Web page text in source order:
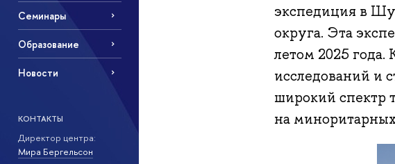
Семинары
Образование
Новости
КОНТАКТЫ
Директор центра:
Мира Бергельсон
экспедиция в
округа. Эта
летом 2025
исследований и
широкий спектр
на